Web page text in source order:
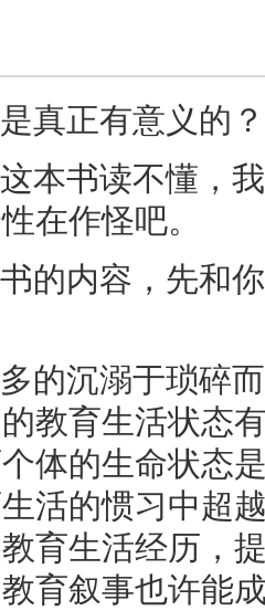
真正有意义的？
本书读不懂，
在作怪吧。
的内容，先和
的沉溺于琐碎
教育生活状态
体的生命状态
活的惯习中超
育生活经历，
育叙事也许能